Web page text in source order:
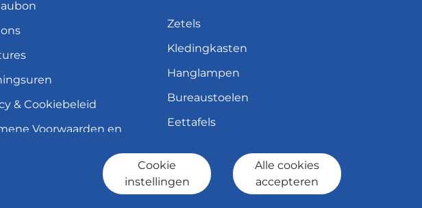
& Cookiebeleid
Voorwaarden en
en leveringsbeleid
Zetels
Kledingkasten
Hanglampen
Bureaustoelen
Eettafels
Cookie
instellingen
Alle cookies
accepteren